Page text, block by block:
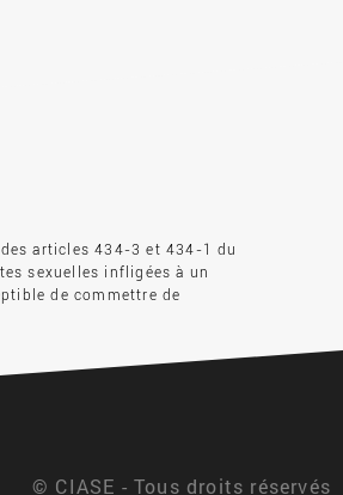
articles 434-3 et 434-1 du
sexuelles infligées à un
de commettre de
© CIASE - Tous droits réservés